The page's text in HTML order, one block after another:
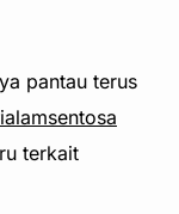
pantau terus
terkait